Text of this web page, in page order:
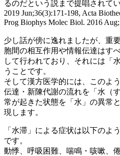
るのだという説まで提唱されて
2019 Jun;36(3):171-198, Acta
Prog Biophys Molec Biol. 2016
少し話が傍に逸れましたが、重
胞間の相互作用や情報伝達はす
して行われており、それには「
うことです。
そして漢方医学的には、このよ
伝達・新陳代謝の流れを「水（
常が起きた状態を「水」の異常
現します。
「水滞」による症状は以下のよ
です。
動悸、呼吸困難、喘鳴・咳嗽、